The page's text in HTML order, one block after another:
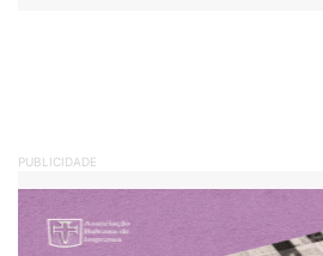
PUBLICIDADE